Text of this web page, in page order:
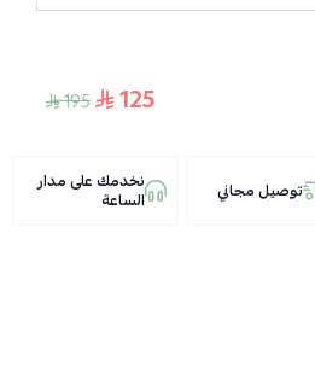
125
195
توصيل مجاني نخدمك على مدار
الساعة